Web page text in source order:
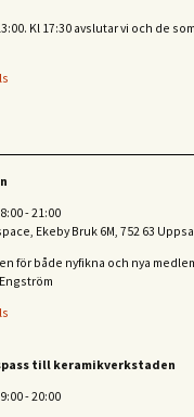
Kl 17:30 avslutar vi och de s
-21:00
Ekeby Bruk 6M, 752 63
för både nyfikna och nya
till keramikverkstaden
-20:00